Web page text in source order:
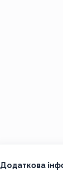
Додаткова